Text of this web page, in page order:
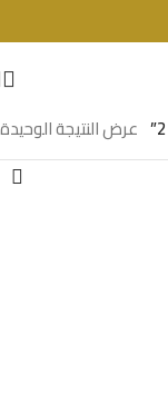
عرض النتيجة الوحيدة